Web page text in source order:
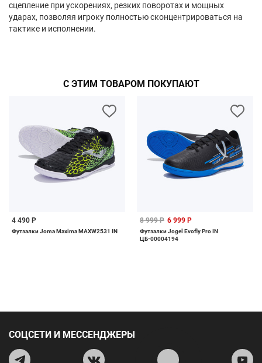
сцепление при ускорениях, резких поворотах и мощных
ударах, позволяя игроку полностью сконцентрироваться на
тактике и исполнении.
С ЭТИМ ТОВАРОМ ПОКУПАЮТ
4 490 Р
Футзалки Joma Maxima MAXW2531 IN
8 999 Р 6 999 Р
Футзалки Jogel Evofly Pro IN
ЦБ-00004194
СОЦСЕТИ И МЕССЕНДЖЕРЫ